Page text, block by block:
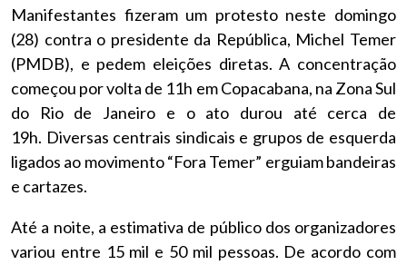
Manifestantes fizeram um protesto neste domingo
(28) contra o presidente da República, Michel Temer
(PMDB), e pedem eleições diretas. A concentração
começou por volta de 11h em Copacabana, na Zona Sul
do Rio de Janeiro e o ato durou até cerca de
19h. Diversas centrais sindicais e grupos de esquerda
ligados ao movimento “Fora Temer” erguiam bandeiras
e cartazes.
Até a noite, a estimativa de público dos organizadores
variou entre 15 mil e 50 mil pessoas. De acordo com